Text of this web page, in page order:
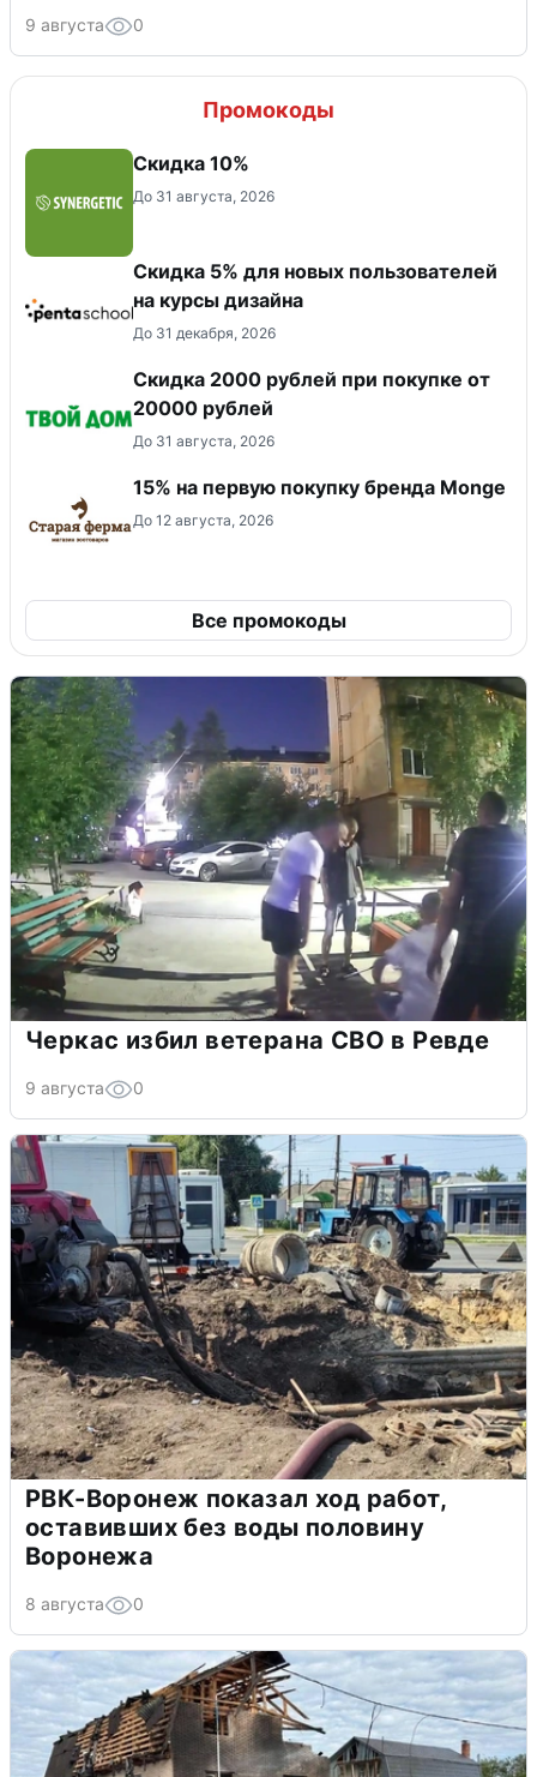
9 августа 0
Промокоды
Скидка 10%
До 31 августа, 2026
Скидка 5% для новых пользователей
на курсы дизайна
До 31 декабря, 2026
Скидка 2000 рублей при покупке от
20000 рублей
До 31 августа, 2026
15% на первую покупку бренда Monge
До 12 августа, 2026
Все промокоды
Черкас избил ветерана СВО в Ревде
9 августа 0
РВК-Воронеж показал ход работ,
оставивших без воды половину
Воронежа
8 августа 0